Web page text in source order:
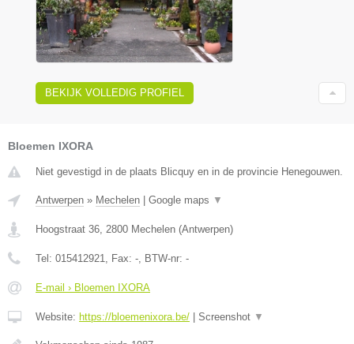
BEKIJK VOLLEDIG PROFIEL
Bloemen IXORA
Niet gevestigd in de plaats Blicquy en in de provincie Henegouwen.
Antwerpen » Mechelen Google maps ▼
Hoogstraat 36 2800 Mechelen (Antwerpen)
Tel: 015412921 , Fax: - , BTW-nr: -
E-mail › Bloemen IXORA
Website: https://bloemenixora.be/ Screenshot ▼